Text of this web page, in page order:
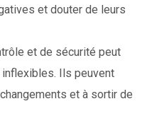
et douter de leurs
et de sécurité peut
Ils peuvent
et à sortir de